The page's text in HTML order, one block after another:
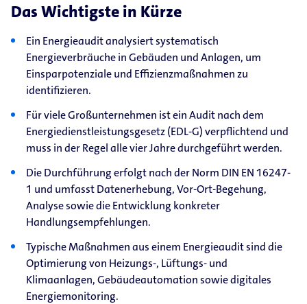
Das Wichtigste in Kürze
Ein Energieaudit analysiert systematisch
Energieverbräuche in Gebäuden und Anlagen, um
Einsparpotenziale und Effizienzmaßnahmen zu
identifizieren.
Für viele Großunternehmen ist ein Audit nach dem
Energiedienstleistungsgesetz (EDL-G) verpflichtend und
muss in der Regel alle vier Jahre durchgeführt werden.
Die Durchführung erfolgt nach der Norm DIN EN 16247-
1 und umfasst Datenerhebung, Vor-Ort-Begehung,
Analyse sowie die Entwicklung konkreter
Handlungsempfehlungen.
Typische Maßnahmen aus einem Energieaudit sind die
Optimierung von Heizungs-, Lüftungs- und
Klimaanlagen, Gebäudeautomation sowie digitales
Energiemonitoring.